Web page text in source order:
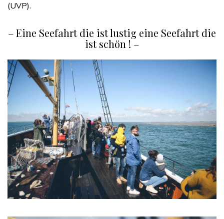
(UVP).
– Eine Seefahrt die ist lustig eine Seefahrt die
ist schön ! –